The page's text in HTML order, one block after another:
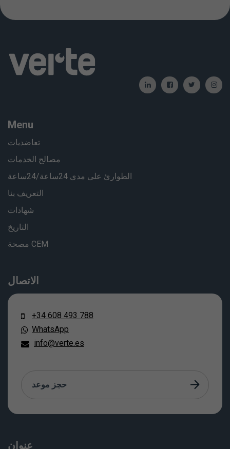
Menu
تعاضديات
مصالح الخدمات
الطوارئ على مدى 24ساعة/24ساعة
التعريف بنا
شهادات
التاريخ
مصحة CEM
الاتصال
+34 608 493 788
WhatsApp
info@verte.es
حجز موعد
عنوان